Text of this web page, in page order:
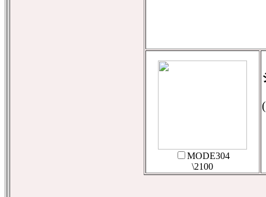
MODE304
\2100